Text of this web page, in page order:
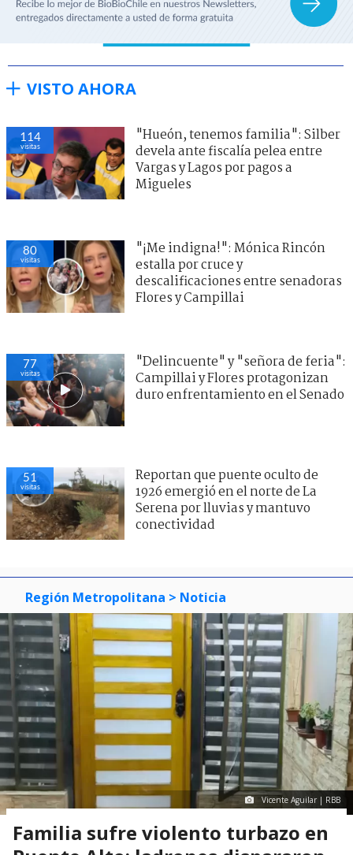
VISTO AHORA
114
visitas
"Hueón, tenemos familia": Silber
devela ante fiscalía pelea entre
Vargas y Lagos por pagos a
Migueles
80
visitas
"¡Me indigna!": Mónica Rincón
estalla por cruce y
descalificaciones entre senadoras
Flores y Campillai
77
visitas
"Delincuente" y "señora de feria":
Campillai y Flores protagonizan
duro enfrentamiento en el Senado
51
visitas
Reportan que puente oculto de
1926 emergió en el norte de La
Serena por lluvias y mantuvo
conectividad
Región Metropolitana > Noticia
Vicente Aguilar | RBB
Familia sufre violento turbazo en